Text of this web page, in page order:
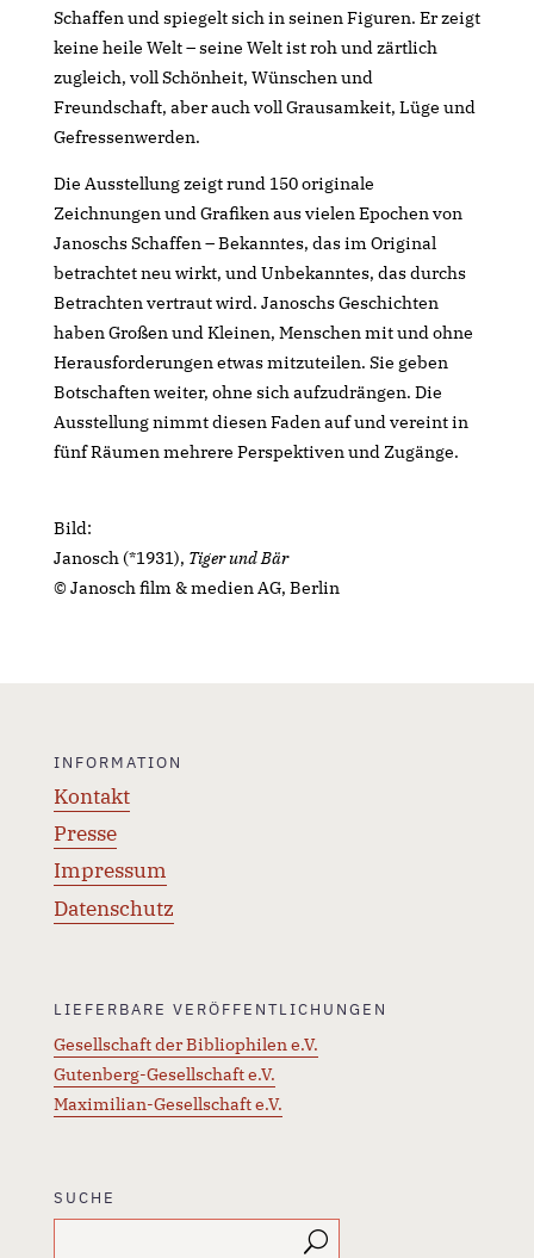
Schaffen und spiegelt sich in seinen Figuren. Er zeigt
keine heile Welt – seine Welt ist roh und zärtlich
zugleich, voll Schönheit, Wünschen und
Freundschaft, aber auch voll Grausamkeit, Lüge und
Gefressenwerden.
Die Ausstellung zeigt rund 150 originale
Zeichnungen und Grafiken aus vielen Epochen von
Janoschs Schaffen – Bekanntes, das im Original
betrachtet neu wirkt, und Unbekanntes, das durchs
Betrachten vertraut wird. Janoschs Geschichten
haben Großen und Kleinen, Menschen mit und ohne
Herausforderungen etwas mitzuteilen. Sie geben
Botschaften weiter, ohne sich aufzudrängen. Die
Ausstellung nimmt diesen Faden auf und vereint in
fünf Räumen mehrere Perspektiven und Zugänge.
Bild:
Janosch (*1931), Tiger und Bär
© Janosch film & medien AG, Berlin
INFORMATION
Kontakt
Presse
Impressum
Datenschutz
LIEFERBARE VERÖFFENTLICHUNGEN
Gesellschaft der Bibliophilen e.V.
Gutenberg-Gesellschaft e.V.
Maximilian-Gesellschaft e.V.
SUCHE